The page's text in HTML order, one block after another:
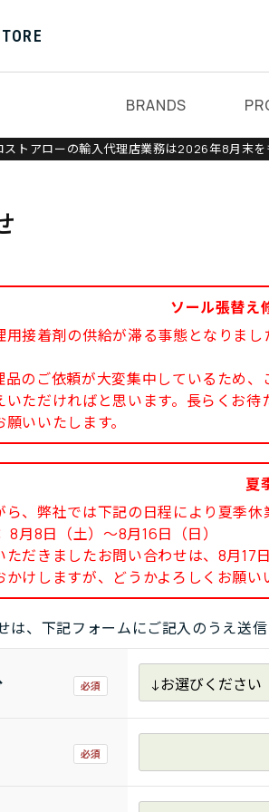
BRANDS
ストアローの輸入代理店業務は2026年8月末
ソール張替え
用接着剤の供給が滞る事態となりま
品のご依頼が大変集中しているため
いただければと思います。長らくお
いいたします。
夏
、弊社では下記の日程により夏季休
月8日（土）～8月16日（日）
だきましたお問い合わせは、8月17
けしますが、どうかよろしくお願い
は、下記フォームにご記入のうえ送信